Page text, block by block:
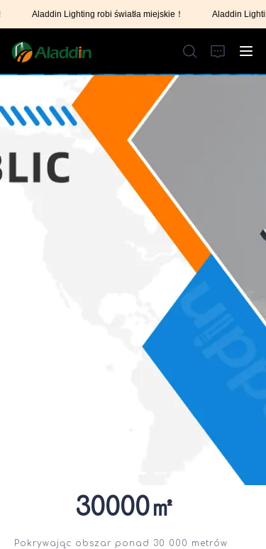
Aladdin Lighting robi światła miejskie！
Aladdin Lighting
Aladdin Lighting robi
Pokrywając obszar ponad 30 000 metrów
30000㎡
STRONA GŁÓWNA
O NAS